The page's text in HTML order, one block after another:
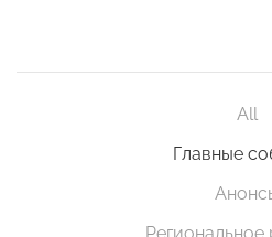
All
Главные